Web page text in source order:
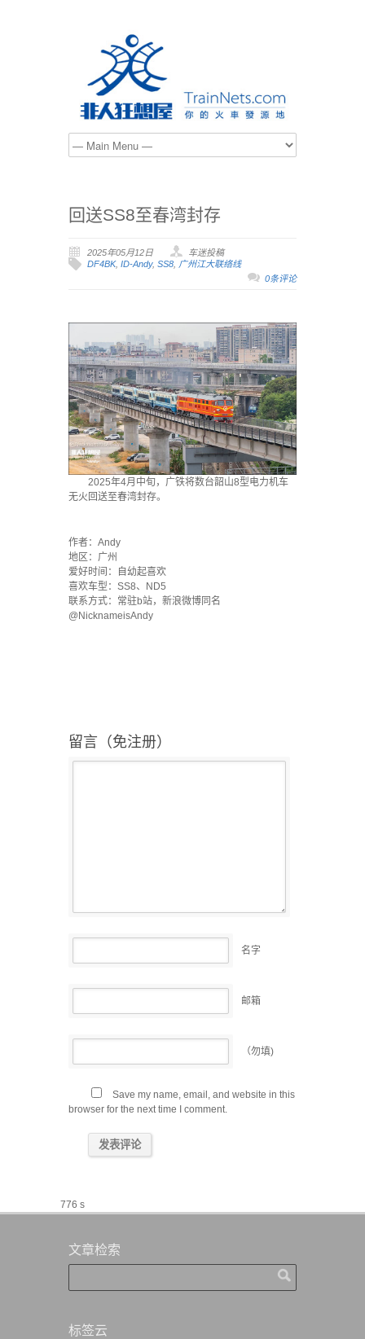
回送SS8至春湾封存
2025年05月12日
车迷投稿
DF4BK, ID-Andy, SS8, 广州江大联络线
0条评论
2025年4月中旬，广铁将数台韶山8型电力机车
无火回送至春湾封存。
作者：Andy
地区：广州
爱好时间：自幼起喜欢
喜欢车型：SS8、ND5
联系方式：常驻b站，新浪微博同名
@NicknameisAndy
留言（免注册）
名字
邮箱
（勿填)
Save my name, email, and website in this
browser for the next time I comment.
776 s
文章检索
标签云